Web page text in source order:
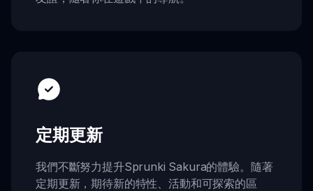
定期更新
我們不斷努力提升Sprunki Sakura的體驗。隨著
定期更新，期待新的特性、活動和可探索的區